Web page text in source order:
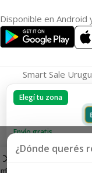
Elegí tu zona
Envío gratis
Disponible en Android
Smart Sale
Favoritos
¿Dónde querés